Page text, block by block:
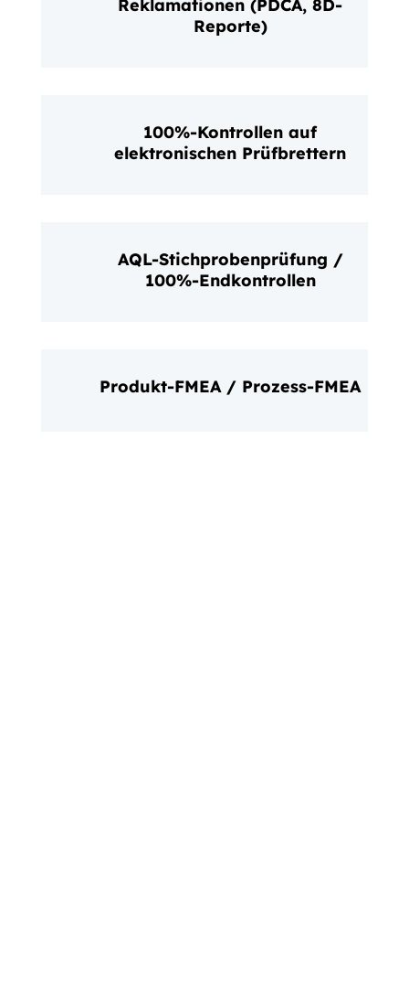
Reklamationen (PDCA, 8D-
Reporte)
100%-Kontrollen auf
elektronischen Prüfbrettern
AQL-Stichprobenprüfung /
100%-Endkontrollen
Produkt-FMEA / Prozess-FMEA